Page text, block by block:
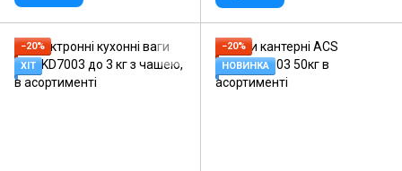
−20%
ХІТ
−20%
НОВИНКА